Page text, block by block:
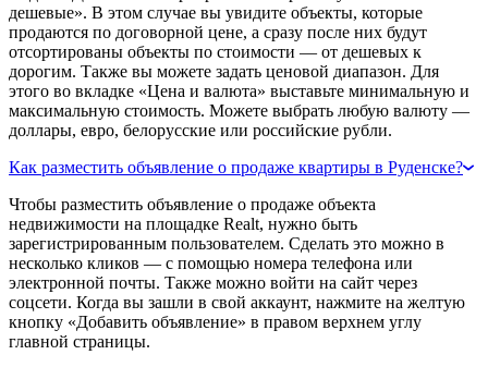
дешевые». В этом случае вы увидите объекты, которые
продаются по договорной цене, а сразу после них будут
отсортированы объекты по стоимости — от дешевых к
дорогим. Также вы можете задать ценовой диапазон. Для
этого во вкладке «Цена и валюта» выставьте минимальную и
максимальную стоимость. Можете выбрать любую валюту —
доллары, евро, белорусские или российские рубли.
Как разместить объявление о продаже квартиры в Руденске?
Чтобы разместить объявление о продаже объекта
недвижимости на площадке Realt, нужно быть
зарегистрированным пользователем. Сделать это можно в
несколько кликов — с помощью номера телефона или
электронной почты. Также можно войти на сайт через
соцсети. Когда вы зашли в свой аккаунт, нажмите на желтую
кнопку «Добавить объявление» в правом верхнем углу
главной страницы.